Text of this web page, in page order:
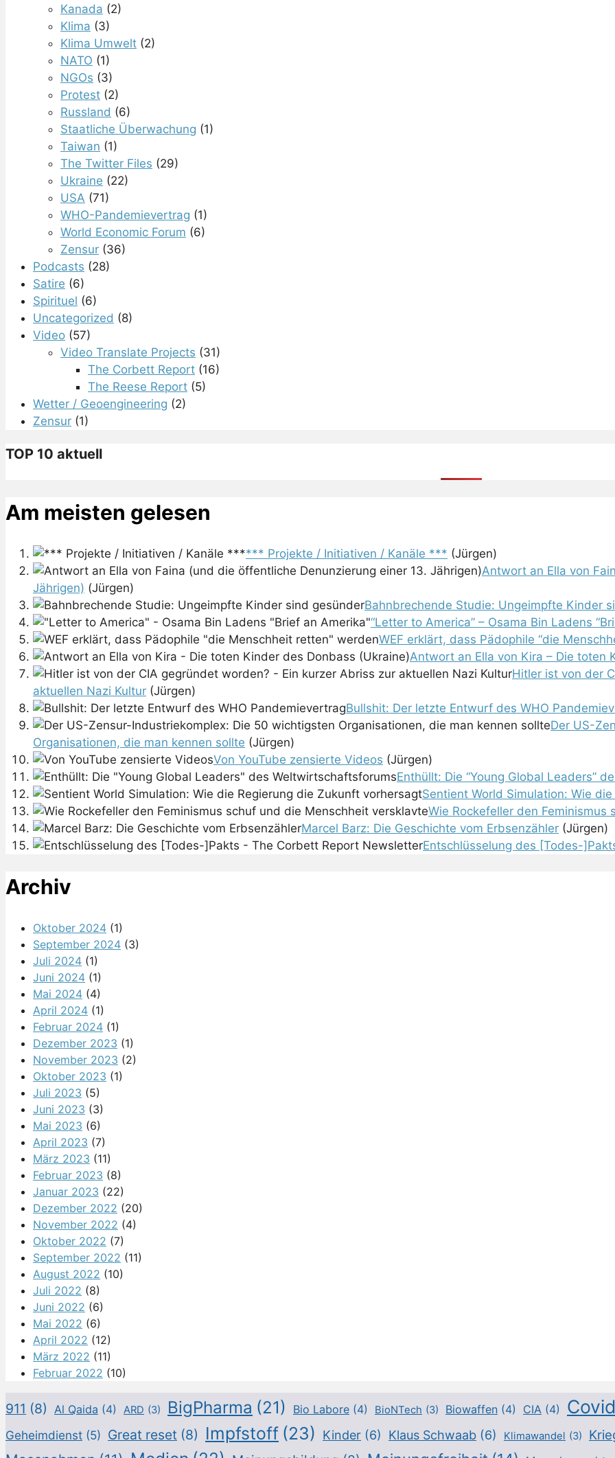
Kanada (2)
Klima (3)
Klima Umwelt (2)
NATO (1)
NGOs (3)
Protest (2)
Russland (6)
Staatliche Überwachung (1)
Taiwan (1)
The Twitter Files (29)
Ukraine (22)
USA (71)
WHO-Pandemievertrag (1)
World Economic Forum (6)
Zensur (36)
Podcasts (28)
Satire (6)
Spirituel (6)
Uncategorized (8)
Video (57)
Video Translate Projects (31)
The Corbett Report (16)
The Reese Report (5)
Wetter / Geoengineering (2)
Zensur (1)
TOP 10 aktuell
Am meisten gelesen
*** Projekte / Initiativen / Kanäle *** (Jürgen)
Antwort an Ella von
Jährigen) (Jürgen)
Bahnbrechende Studie: Ungeimpfte Kinder
“Letter to America” – Osama Bin Ladens
WEF erklärt, dass Pädophile “die
Antwort an Ella von Kira – Die toten
Hitler ist von der
aktuellen Nazi Kultur (Jürgen)
Bullshit: Der letzte Entwurf des WHO
Der US-
Organisationen, die man kennen sollte (Jürgen)
Von YouTube zensierte Videos (Jürgen)
Enthüllt: Die “Young Global Leaders”
Sentient World Simulation: Wie
Wie Rockefeller den
Marcel Barz: Die Geschichte vom Erbsenzähler (Jürgen)
Entschlüsselung des [Todes-
Archiv
Oktober 2024 (1)
September 2024 (3)
Juli 2024 (1)
Juni 2024 (1)
Mai 2024 (4)
April 2024 (1)
Februar 2024 (1)
Dezember 2023 (1)
November 2023 (2)
Oktober 2023 (1)
Juli 2023 (5)
Juni 2023 (3)
Mai 2023 (6)
April 2023 (7)
März 2023 (11)
Februar 2023 (8)
Januar 2023 (22)
Dezember 2022 (20)
November 2022 (4)
Oktober 2022 (7)
September 2022 (11)
August 2022 (10)
Juli 2022 (8)
Juni 2022 (6)
Mai 2022 (6)
April 2022 (12)
März 2022 (11)
Februar 2022 (10)
911 (8) Al Qaida (4) ARD (3) BigPharma (21) Bio Labore (4) BioNTech (3) Biowaffen (4) CIA (4)
Geheimdienst (5) Great reset (8) Impfstoff (23) Kinder (6) Klaus Schwaab (6) Klimawandel (3)